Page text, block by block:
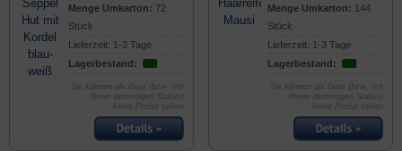
Menge Umkarton: 72
Stück
Lieferzeit: 1-3 Tage
Lagerbestand:
Sie können als Gast (bzw. mit
Ihrem derzeitigen Status)
keine Preise sehen
Menge Umkarton: 144
Stück
Lieferzeit: 1-3 Tage
Lagerbestand:
Sie können als Gast (bzw. mit
Ihrem derzeitigen Status)
keine Preise sehen